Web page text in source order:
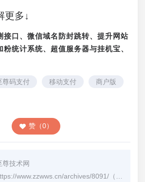
更多↓
接口、微信域名防封跳转、提升网站
统计系统、超值服务器与挂机宝、
尊码支付 移动支付 商户版
赞（0）
尊技术网
www.zzwws.cn/archives/8091/ （转载时请注明本文出处及文章链接）